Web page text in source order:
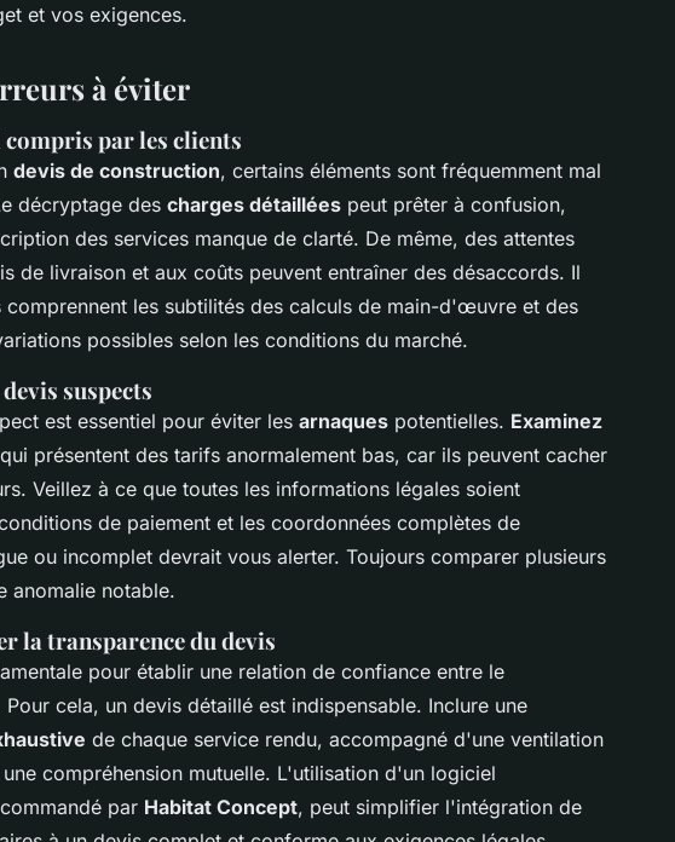
et vos exigences.
à éviter
par les clients
devis de construction, certains éléments sont fréquemment mal
décryptage des charges détaillées peut prêter à confusion,
des services manque de clarté. De même, des attentes
de livraison et aux coûts peuvent entraîner des désaccords. Il
comprennent les subtilités des calculs de main-d'œuvre et des
possibles selon les conditions du marché.
suspects
est essentiel pour éviter les arnaques potentielles. Examinez
présentent des tarifs anormalement bas, car ils peuvent cacher
Veillez à ce que toutes les informations légales soient
de paiement et les coordonnées complètes de
ou incomplet devrait vous alerter. Toujours comparer plusieurs
anomalie notable.
la transparence du devis
pour établir une relation de confiance entre le
cela, un devis détaillé est indispensable. Inclure une
de chaque service rendu, accompagné d'une ventilation
compréhension mutuelle. L'utilisation d'un logiciel
par Habitat Concept, peut simplifier l'intégration de